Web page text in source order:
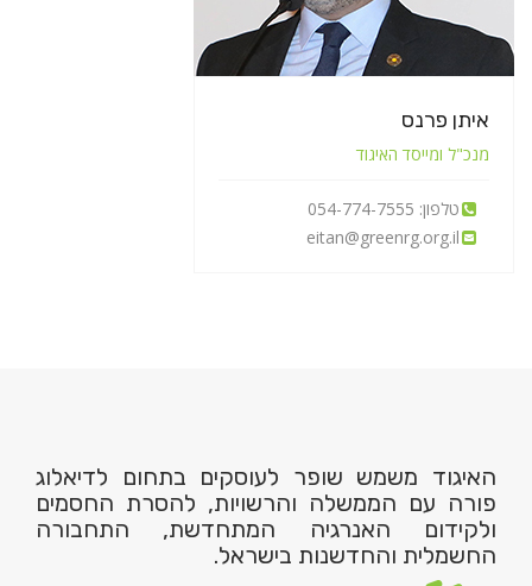
איתן פרנס
מנכ"ל ומייסד האיגוד
טלפון: 054-774-7555
eitan@greenrg.org.il
האיגוד משמש שופר לעוסקים בתחום לדיאלוג
פורה עם הממשלה והרשויות, להסרת החסמים
ולקידום האנרגיה המתחדשת, התחבורה
החשמלית והחדשנות בישראל.